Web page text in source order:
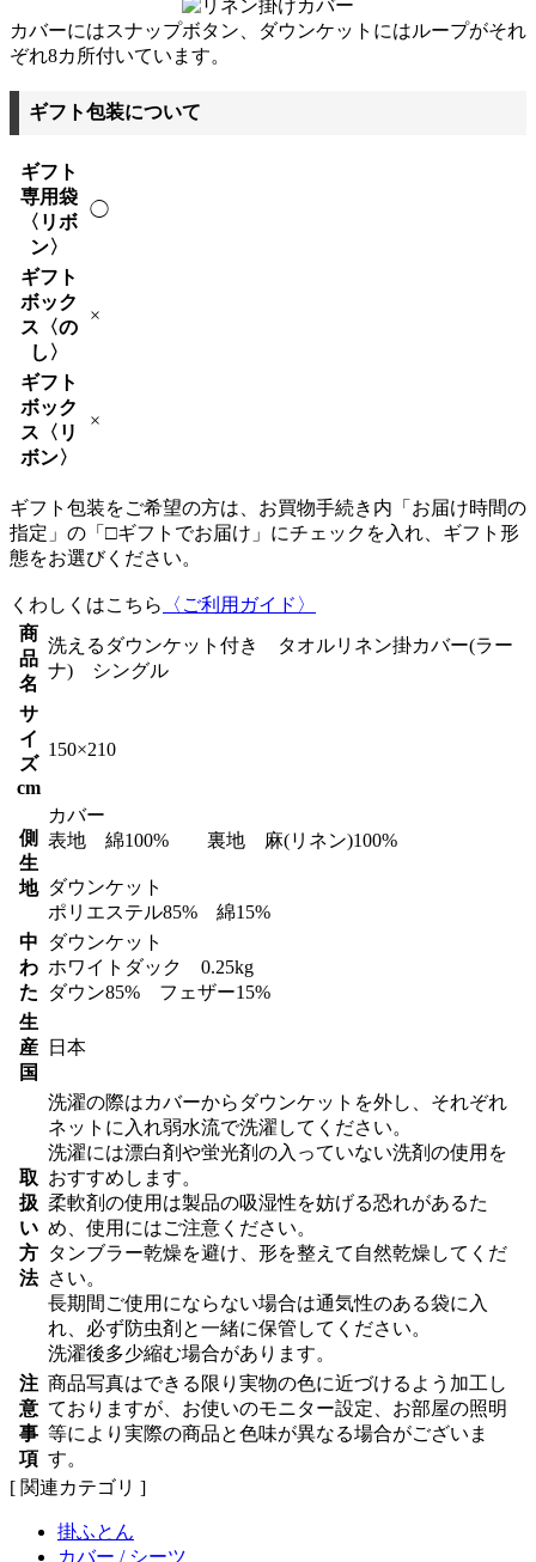
カバーにはスナップボタン、ダウンケットにはループがそれ
ぞれ8カ所付いています。
ギフト包装について
ギフト
専用袋
〈リボ
ン〉
◯
ギフト
ボック
ス〈の
し〉
×
ギフト
ボック
ス〈リ
ボン〉
×
ギフト包装をご希望の方は、お買物手続き内「お届け時間の
指定」の「□ギフトでお届け」にチェックを入れ、ギフト形
態をお選びください。
くわしくはこちら
〈ご利用ガイド〉
商
品
名
洗えるダウンケット付き タオルリネン掛カバー(ラー
ナ) シングル
サ
イ
ズ
cm
150×210
側
生
地
カバー
表地 綿100% 裏地 麻(リネン)100%
ダウンケット
ポリエステル85% 綿15%
中
わ
た
ダウンケット
ホワイトダック 0.25kg
ダウン85% フェザー15%
生
産
国
日本
取
扱
い
方
法
洗濯の際はカバーからダウンケットを外し、それぞれ
ネットに入れ弱水流で洗濯してください。
洗濯には漂白剤や蛍光剤の入っていない洗剤の使用を
おすすめします。
柔軟剤の使用は製品の吸湿性を妨げる恐れがあるた
め、使用にはご注意ください。
タンブラー乾燥を避け、形を整えて自然乾燥してくだ
さい。
長期間ご使用にならない場合は通気性のある袋に入
れ、必ず防虫剤と一緒に保管してください。
洗濯後多少縮む場合があります。
注
意
事
項
商品写真はできる限り実物の色に近づけるよう加工し
ておりますが、お使いのモニター設定、お部屋の照明
等により実際の商品と色味が異なる場合がございま
す。
[ 関連カテゴリ ]
掛ふとん
カバー / シーツ